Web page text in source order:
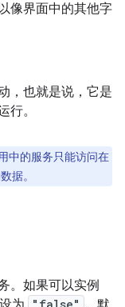
像界面中的其他字
，也就是说，它是
行。
中的服务只能访问在
据。
。如果可以实例